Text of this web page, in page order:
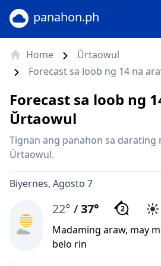
panahon.ph
Home
Ŭrtaowul
Forecast sa loob ng 14 na
Forecast sa loob ng
Ŭrtaowul
Tignan ang panahon sa darating
Ŭrtaowul.
Biyernes, Agosto 7
22° /37° 2
Madaming araw, may
belo rin